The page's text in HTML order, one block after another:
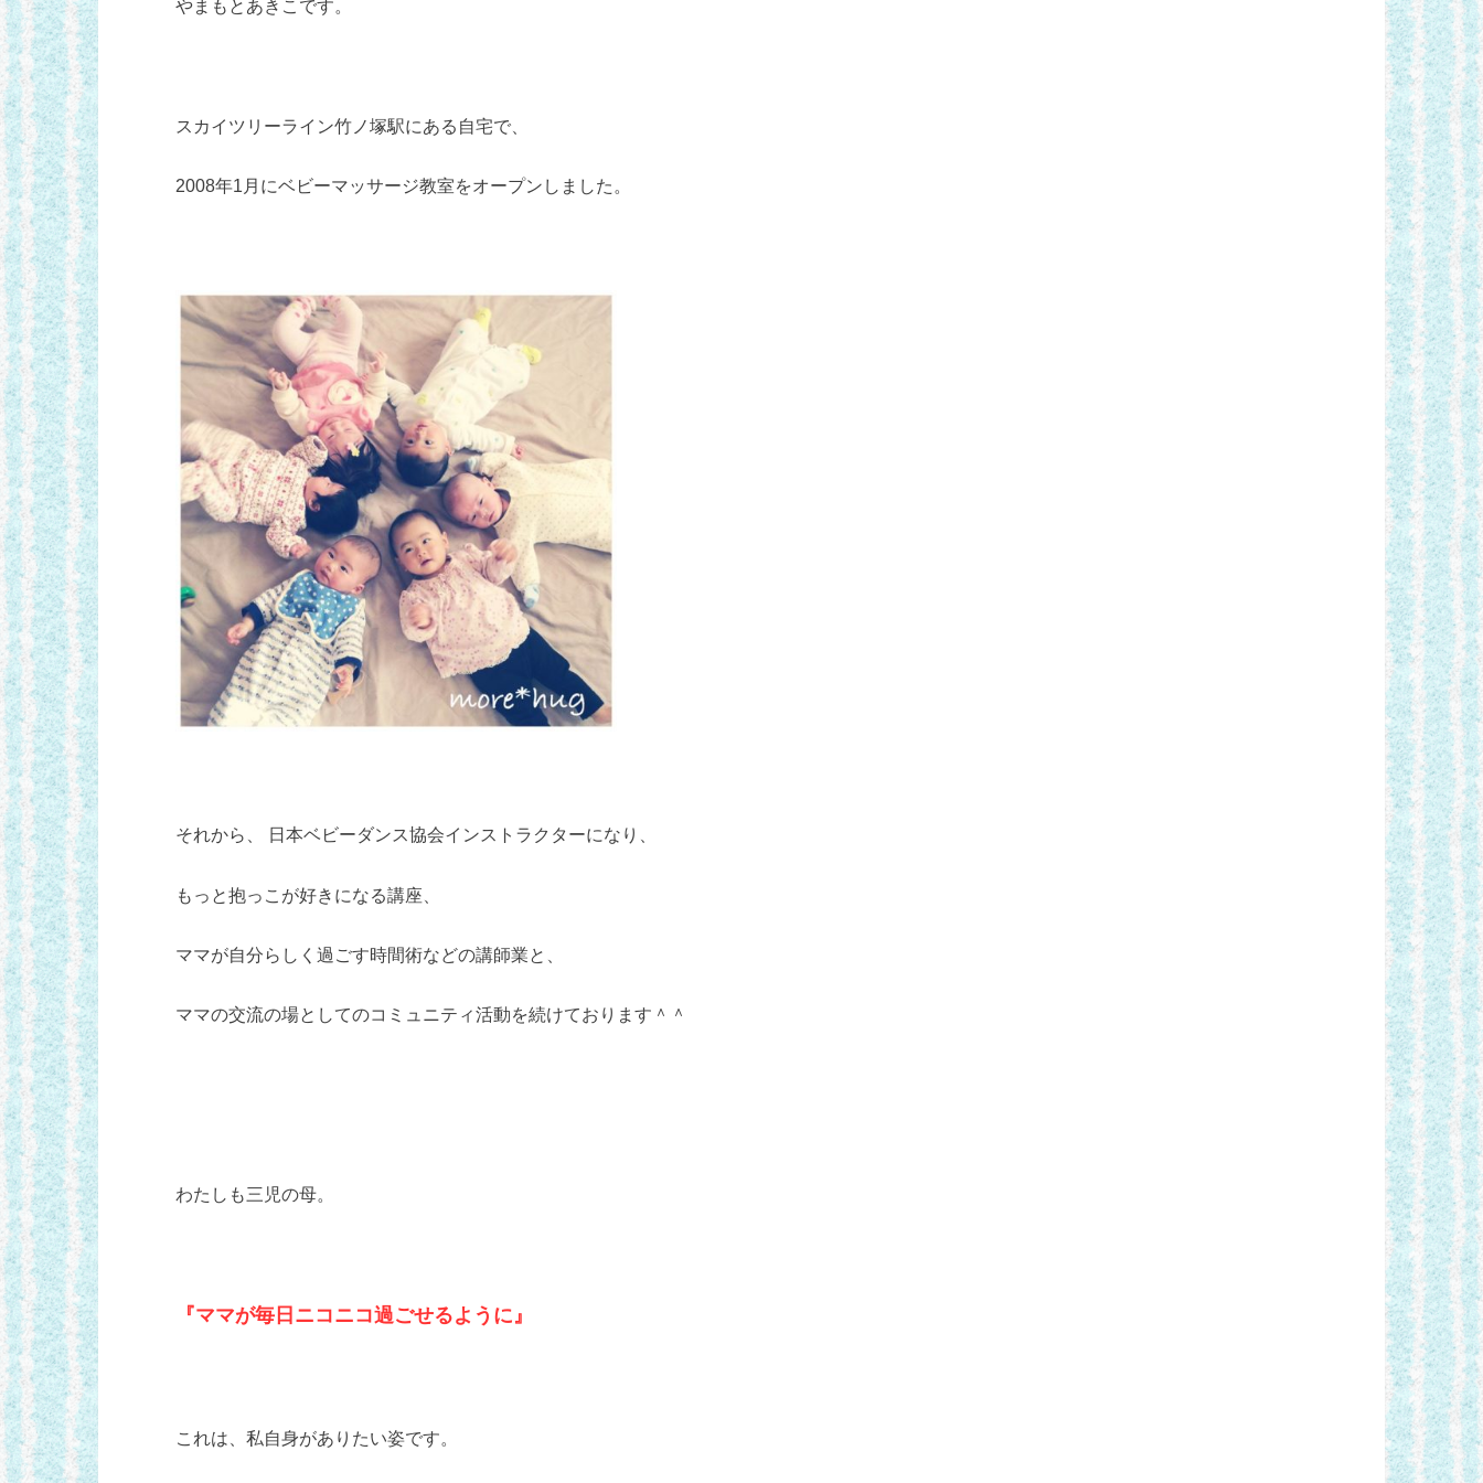
やまもとあきこです。
スカイツリーライン竹ノ塚駅にある自宅で、
2008年1月にベビーマッサージ教室をオープンしました。
それから、 日本ベビーダンス協会インストラクターになり、
もっと抱っこが好きになる講座、
ママが自分らしく過ごす時間術などの講師業と、
ママの交流の場としてのコミュニティ活動を続けております＾＾
わたしも三児の母。
『ママが毎日ニコニコ過ごせるように』
これは、私自身がありたい姿です。